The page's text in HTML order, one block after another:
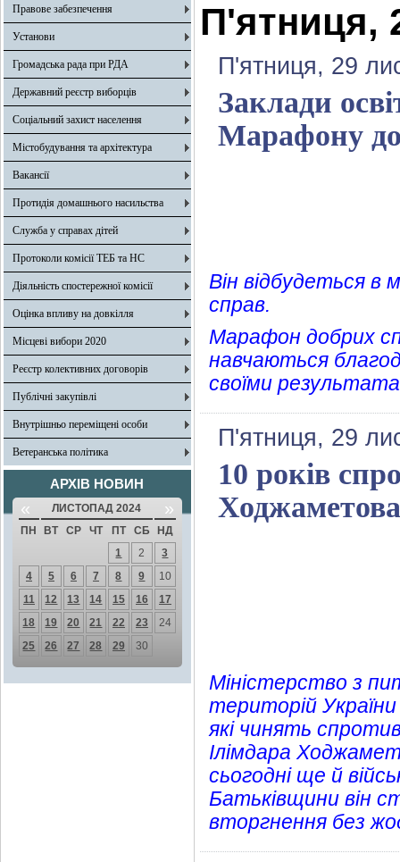
Правове забезпечення
Установи
Громадська рада при РДА
Державний реєстр виборців
Соціальний захист населення
Містобудування та архітектура
Вакансії
Протидія домашнього насильства
Служба у справах дітей
Протоколи комісії ТЕБ та НС
Діяльність спостережної комісії
Оцінка впливу на довкілля
Місцеві вибори 2020
Реєстр колективних договорів
Публічні закупівлі
Внутрішньо переміщені особи
Ветеранська політика
АРХІВ НОВИН
« ЛИСТОПАД 2024 »
ПН ВТ СР ЧТ ПТ СБ
НД
1
2
3
4
5 6 7 8 9
10
11
12 13 14 15 16
17
18
19 20 21 22 23
24
25
26 27 28 29 30
П'ятниця,
П'ятниця, 29
Заклади
Марафону
Він відбудеться в
справ.
Марафон добрих
навчаються
своїми
П'ятниця, 29
10 років
Ходжаметова
Міністерство з
територій України
які чинять
Ілімдара
сьогодні ще й
Батьківщини він
вторгнення без